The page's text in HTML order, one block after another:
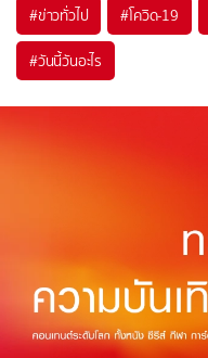
#ข่าวทั่วไป #โควิด-19
#วันนี้วันอะไร